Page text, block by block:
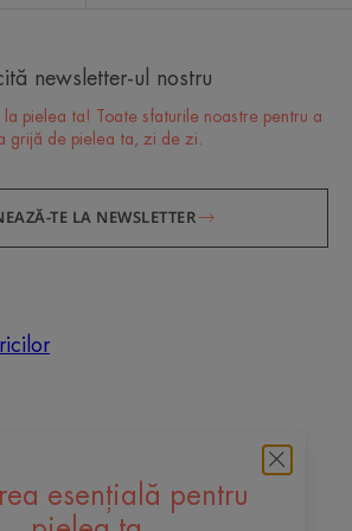
instruiți, o singură aplicare**Test in vitro pe
la lumina albastră ***Teste efectuate pe specii
esențială pentru
newsletter-ul nostru
la pielea ta! Toate sfaturile noastre pentru a
grijă de pielea ta, zi de zi.
TE LA NEWSLETTER
Despre noi